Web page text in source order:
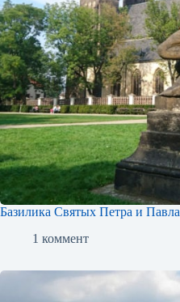
Базилика Святых Петра и Павла
1 коммент